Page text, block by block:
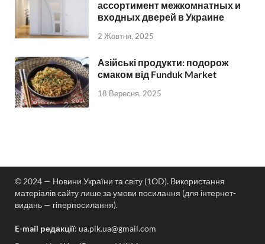
ассортимент межкомнатных и
входных дверей в Украине
2 Жовтня, 2025
Азійські продукти: подорож
смаком від Funduk Market
18 Вересня, 2025
© 2024 — Новини України та світу (1OD). Використання
матеріалів сайту лише за умови посилання (для інтернет-
видань — гіперпосилання).
E-mail редакції: ua.pik.ua@gmail.com